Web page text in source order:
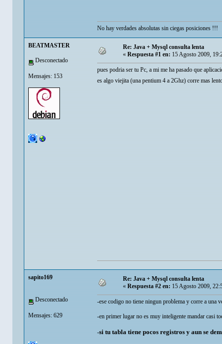
No hay verdades absolutas sin ciegas posiciones !!!
BEATMASTER
Desconectado
Mensajes: 153
Re: Java + Mysql consulta lenta
« Respuesta #1 en: 15 Agosto 2009,
pues podria ser tu Pc, a mi me ha pasado que
es algo viejita (una pentium 4 a 2Ghz) corre mas
sapito169
Desconectado
Mensajes: 629
Re: Java + Mysql consulta lenta
«Respuesta #2 en:15 Agosto 2009,
-ese codigo no tiene ningun problema y corre a una
-en primer lugar no es muy inteligente mandar casi
-si tu tabla tiene pocos registros y aun se